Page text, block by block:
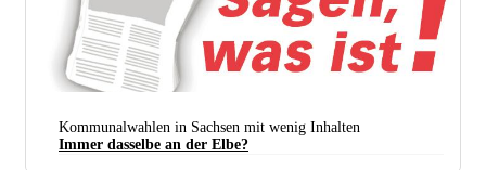
Kommunalwahlen in Sachsen mit wenig Inhalten
Immer dasselbe an der Elbe?